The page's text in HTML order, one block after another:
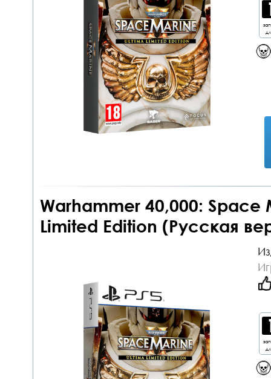
Warhammer 40,000: Space
Limited Edition (Русская